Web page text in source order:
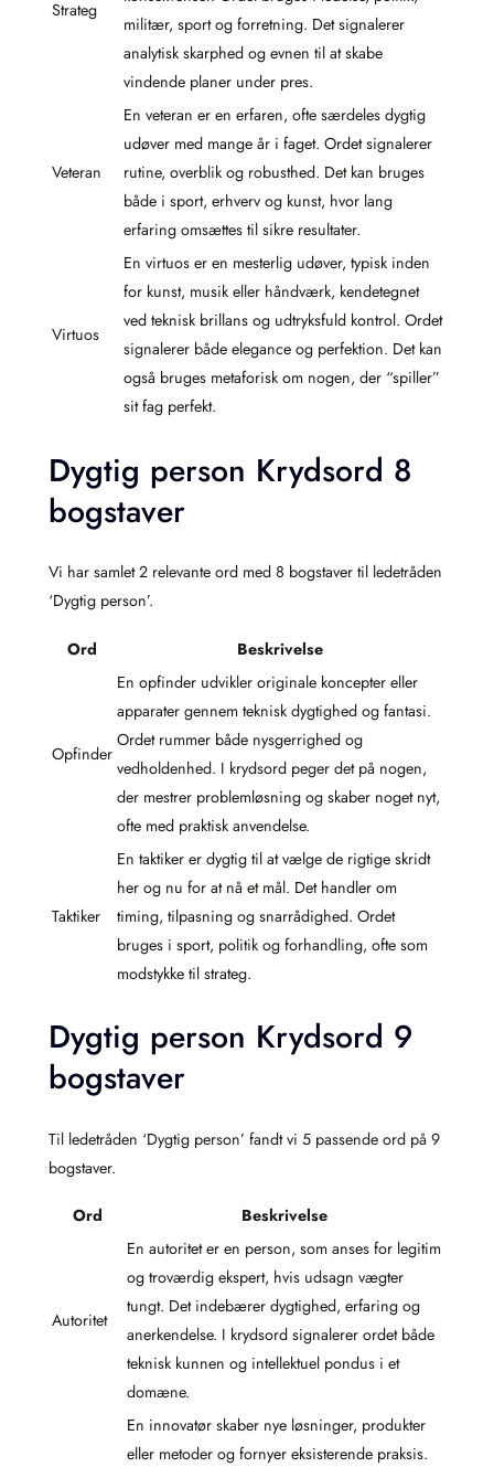
Strateg
militær, sport og forretning. Det signalerer
analytisk skarphed og evnen til at skabe
vindende planer under pres.
Veteran
En veteran er en erfaren, ofte særdeles dygtig
udøver med mange år i faget. Ordet signalerer
rutine, overblik og robusthed. Det kan bruges
både i sport, erhverv og kunst, hvor lang
erfaring omsættes til sikre resultater.
Virtuos
En virtuos er en mesterlig udøver, typisk inden
for kunst, musik eller håndværk, kendetegnet
ved teknisk brillans og udtryksfuld kontrol. Ordet
signalerer både elegance og perfektion. Det kan
også bruges metaforisk om nogen, der “spiller”
sit fag perfekt.
Dygtig person Krydsord 8
bogstaver
Vi har samlet 2 relevante ord med 8 bogstaver til ledetråden
‘Dygtig person’.
Ord Beskrivelse
Opfinder
En opfinder udvikler originale koncepter eller
apparater gennem teknisk dygtighed og fantasi.
Ordet rummer både nysgerrighed og
vedholdenhed. I krydsord peger det på nogen,
der mestrer problemløsning og skaber noget nyt,
ofte med praktisk anvendelse.
Taktiker
En taktiker er dygtig til at vælge de rigtige skridt
her og nu for at nå et mål. Det handler om
timing, tilpasning og snarrådighed. Ordet
bruges i sport, politik og forhandling, ofte som
modstykke til strateg.
Dygtig person Krydsord 9
bogstaver
Til ledetråden ‘Dygtig person’ fandt vi 5 passende ord på 9
bogstaver.
Ord Beskrivelse
Autoritet
En autoritet er en person, som anses for legitim
og troværdig ekspert, hvis udsagn vægter
tungt. Det indebærer dygtighed, erfaring og
anerkendelse. I krydsord signalerer ordet både
teknisk kunnen og intellektuel pondus i et
domæne.
En innovatør skaber nye løsninger, produkter
eller metoder og fornyer eksisterende praksis.